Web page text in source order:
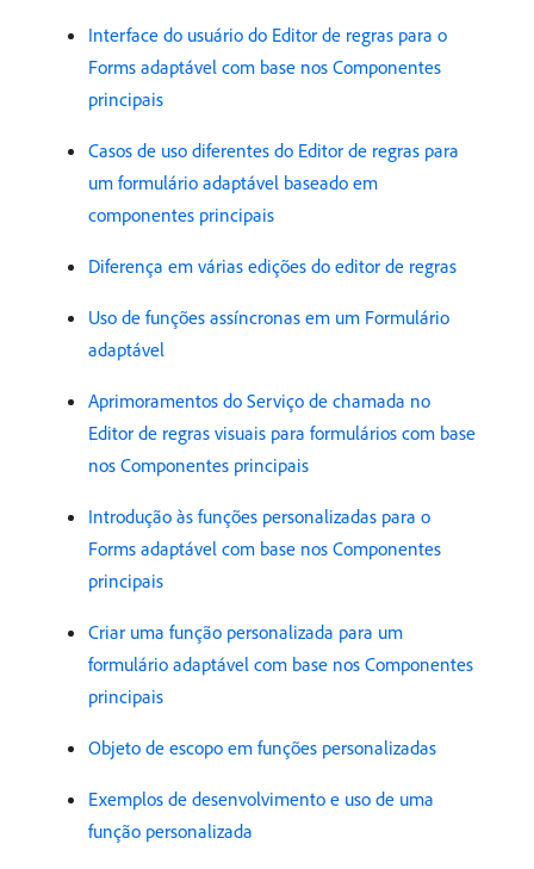
Interface do usuário do Editor de regras para o
Forms adaptável com base nos Componentes
principais
Casos de uso diferentes do Editor de regras para
um formulário adaptável baseado em
componentes principais
Diferença em várias edições do editor de regras
Uso de funções assíncronas em um Formulário
adaptável
Aprimoramentos do Serviço de chamada no
Editor de regras visuais para formulários com base
nos Componentes principais
Introdução às funções personalizadas para o
Forms adaptável com base nos Componentes
principais
Criar uma função personalizada para um
formulário adaptável com base nos Componentes
principais
Objeto de escopo em funções personalizadas
Exemplos de desenvolvimento e uso de uma
função personalizada